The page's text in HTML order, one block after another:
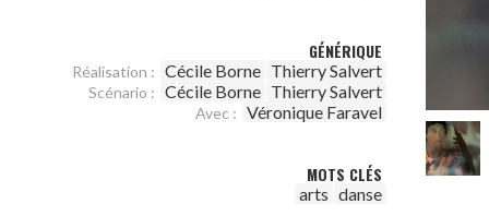
GÉNÉRIQUE
Réalisation : Cécile Borne Thierry Salvert
Scénario : Cécile Borne Thierry Salvert
Avec : Véronique Faravel
MOTS CLÉS
arts danse